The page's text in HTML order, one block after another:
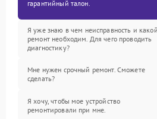
гарантийный талон.
Я уже знаю в чем неисправность и какой
ремонт необходим. Для чего проводить
диагностику?
Мне нужен срочный ремонт. Сможете
сделать?
Я хочу, чтобы мое устройство
ремонтировали при мне.